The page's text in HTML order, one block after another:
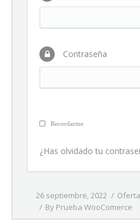
Contraseña
Recordarme
¿Has olvidado tu
26 septiembre, 2022
By Prueba WooComerce